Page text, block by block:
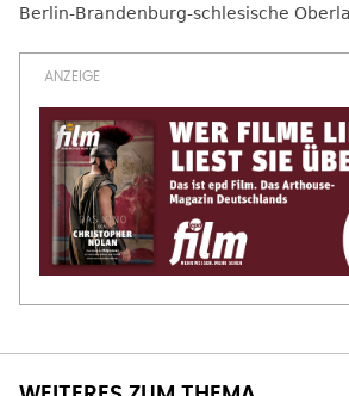
Berlin-Brandenburg-schlesische